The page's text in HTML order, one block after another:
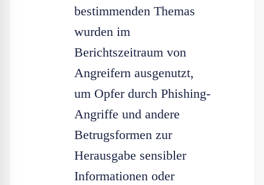
bestimmenden Themas
wurden im
Berichtszeitraum von
Angreifern ausgenutzt,
um Opfer durch Phishing-
Angriffe und andere
Betrugsformen zur
Herausgabe sensibler
Informationen oder